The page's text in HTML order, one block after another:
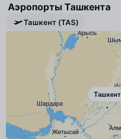
Аэропорты Ташкента
Ташкент (TAS)
Ташкент